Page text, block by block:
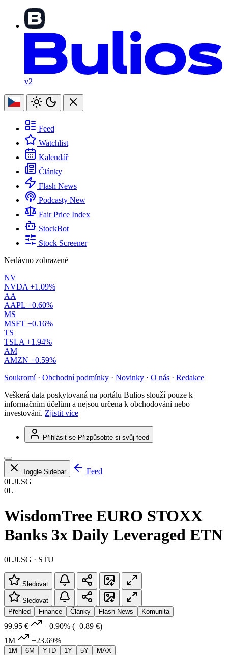
v2
Feed
Watchlist
Kalendář
Články
Flash News
Podcasty New
Fair Price Index
StockBot
Stock Screener
Nedávno zobrazené
NV
NVDA +1.09%
AA
AAPL +0.60%
MS
MSFT +0.16%
TS
TSLA +1.94%
AM
AMZN +0.59%
Soukromí · Obchodní podmínky · Novinky · O nás · Redakce
Veškerá data poskytovaná na portálu Bulios slouží pouze k
informačním účelům a nejsou určena k obchodování nebo
investování. Zjistit více
Přihlásit se Přizpůsobte si svůj feed
Toggle Sidebar
Feed
0LJI.SG
0L
WisdomTree EURO STOXX
Banks 3x Daily Leveraged ETN
0LJI.SG · STU
Sledovat
Sledovat
Přehled
Finance Články Flash News Komunita
99.95 € +0.90% (+0.89 €)
1M
+23.69%
1M 6M YTD 1Y 5Y MAX